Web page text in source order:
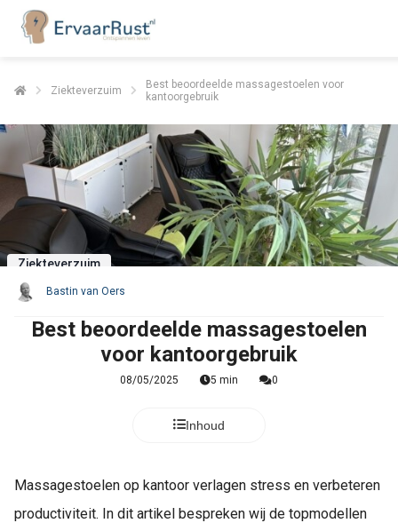
Ziekteverzuim
Best beoordeelde massagestoelen voor
kantoorgebruik
Ziekteverzuim
Bastin van Oers
Best beoordeelde massagestoelen
voor kantoorgebruik
08/05/2025 5 min 0
Inhoud
Massagestoelen op kantoor verlagen stress en verbeteren
productiviteit. In dit artikel bespreken wij de topmodellen